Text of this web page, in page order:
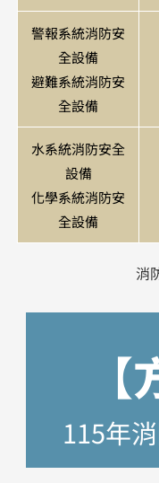
警報系統消防安
全設備
避難系統消防安
全設備
水系統消防安全
設備
化學系統消防安
全設備
消
115年